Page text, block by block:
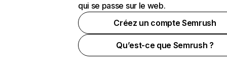
qui se passe sur le web.
Créez un compte Semrush
Qu’est-ce que Semrush ?